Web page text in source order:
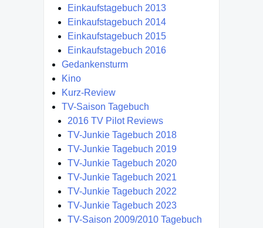
Einkaufstagebuch 2013
Einkaufstagebuch 2014
Einkaufstagebuch 2015
Einkaufstagebuch 2016
Gedankensturm
Kino
Kurz-Review
TV-Saison Tagebuch
2016 TV Pilot Reviews
TV-Junkie Tagebuch 2018
TV-Junkie Tagebuch 2019
TV-Junkie Tagebuch 2020
TV-Junkie Tagebuch 2021
TV-Junkie Tagebuch 2022
TV-Junkie Tagebuch 2023
TV-Saison 2009/2010 Tagebuch